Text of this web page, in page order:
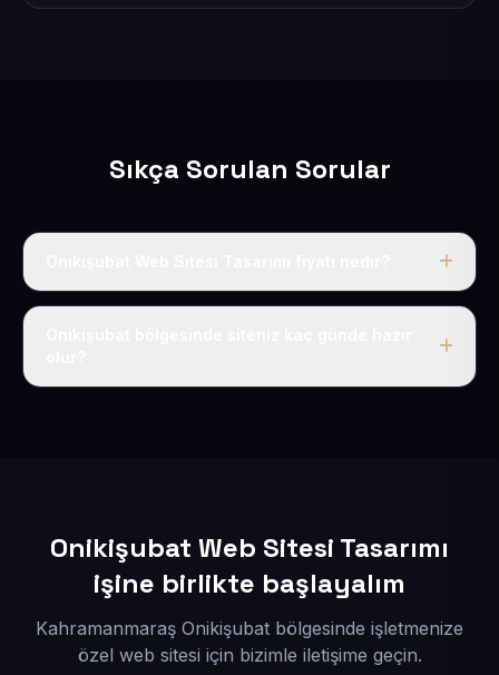
Sıkça Sorulan Sorular
Tek fiyat uygulanır: yıllık 50 USD + KDV. Bu bedele alan
Onikişubat Web Sitesi Tasarımı
işine birlikte başlayalım
Kahramanmaraş Onikişubat bölgesinde işletmenize
özel web sitesi için bizimle iletişime geçin.